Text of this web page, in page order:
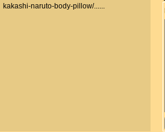
kakashi-naruto-body-pillow/......